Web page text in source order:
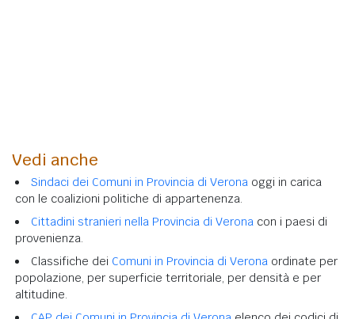
Vedi anche
Sindaci dei Comuni in Provincia di Verona oggi in carica
con le coalizioni politiche di appartenenza.
Cittadini stranieri nella Provincia di Verona con i paesi di
provenienza.
Classifiche dei Comuni in Provincia di Verona ordinate per
popolazione, per superficie territoriale, per densità e per
altitudine.